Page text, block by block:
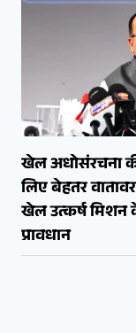
खेल अधोसंरचना
लिए बेहतर
खेल उत्कर्ष मिशन
प्रावधान